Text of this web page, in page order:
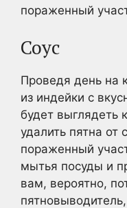
пораженный
Соус
Проведя день на
из индейки с
будет выглядеть
удалить пятна от
пораженный
мытья посуды и
вам, вероятно,